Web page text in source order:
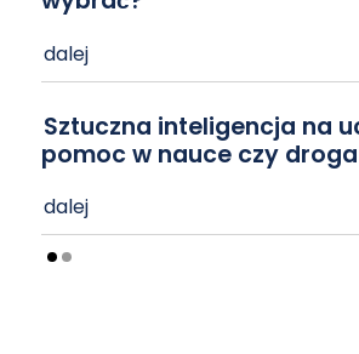
dalej
Sztuczna inteligencja na
pomoc w nauce czy
dalej